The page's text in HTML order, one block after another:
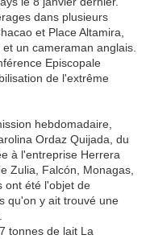
dans plusieurs
et Place Altamira,
un cameraman anglais.
Episcopale
de l'extrême
hebdomadaire,
Ordaz Quijada, du
à l'entreprise Herrera
Zulia, Falcón, Monagas,
ont été l'objet de
qu'on y ait trouvé une
tonnes de lait La